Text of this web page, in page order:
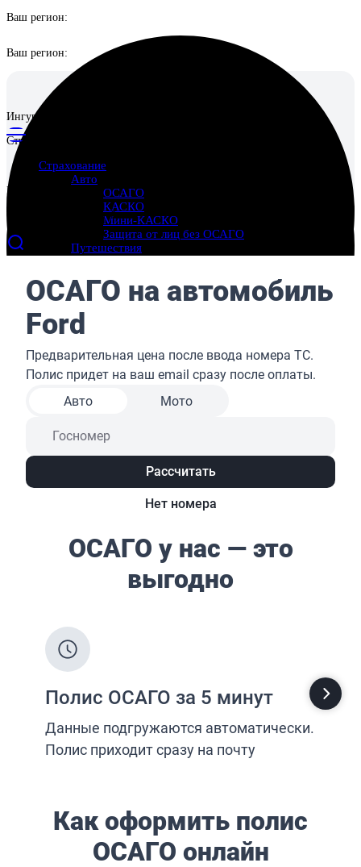
Ваш регион:
Ваш регион:
Определение...
Ингуро
Страховой маркетплейс
Страхование
Авто
ОСАГО
КАСКО
Мини-КАСКО
Защита от лиц без ОСАГО
Путешествия
Отмена поездки
Имущество
Ипотека
Жизнь и здоровье
Страхование от несчастных случаев
Страхование спортсменов
Телемедицина
Журнал
Ингуро
Страховой маркетплейс